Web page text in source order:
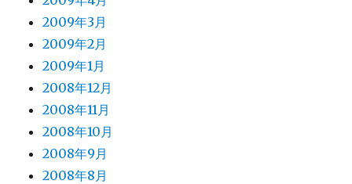
2009年3月
2009年2月
2009年1月
2008年12月
2008年11月
2008年10月
2008年9月
2008年8月